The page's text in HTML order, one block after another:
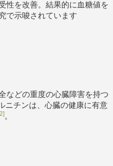
性を改善。結果的に血糖値を
で示唆されています
などの重度の心臓障害を持つ
ニチンは、心臓の健康に有意
。